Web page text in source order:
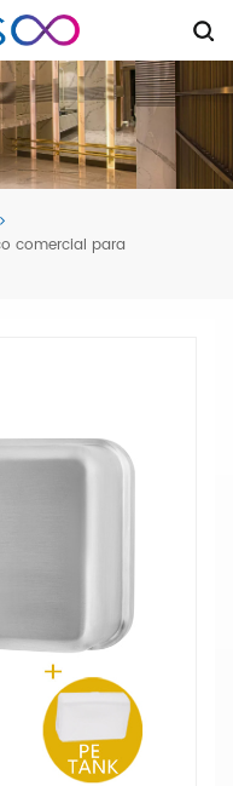
comercial para